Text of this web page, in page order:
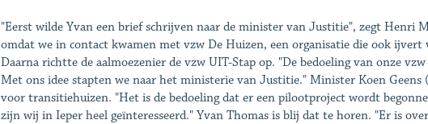
"Eerst wilde Yvan een brief schrijven naar de minister van Justitie", zegt Henri
omdat we in contact kwamen met vzw De Huizen, een organisatie die ook ijvert
Daarna richtte de aalmoezenier de vzw UIT-Stap op. "De bedoeling van onze
Met ons idee stapten we naar het ministerie van Justitie." Minister Koen
voor transitiehuizen. "Het is de bedoeling dat er een pilootproject wordt
zijn wij in Ieper heel geïnteresseerd." Yvan Thomas is blij dat te horen. "Er is